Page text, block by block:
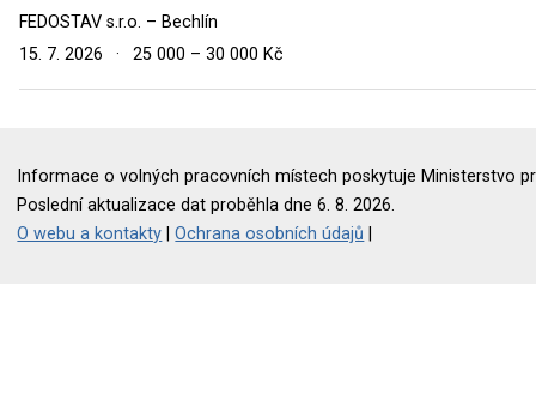
FEDOSTAV s.r.o. – Bechlín
15. 7. 2026
· 25 000 – 30 000 Kč
Informace o volných pracovních místech poskytuje Ministerstvo
Poslední aktualizace dat proběhla dne 6. 8. 2026.
O webu a kontakty |Ochrana osobních údajů